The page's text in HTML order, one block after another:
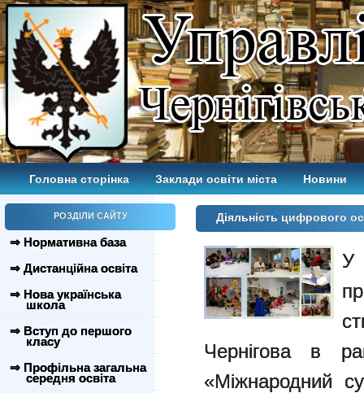
Головна сторінка Заклади освіти міста Новини
РОЗДІЛИ САЙТУ
⇒ Нормативна база
⇒ Дистанційна освіта
⇒ Нова українська
школа
⇒ Вступ до першого
класу
⇒ Профільна загальна
середня освіта
Діяльність цифрового
У
Чернігова в
«Міжнародний